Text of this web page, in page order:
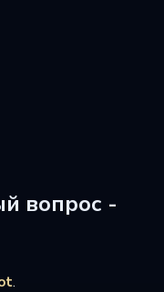
вопрос -
.